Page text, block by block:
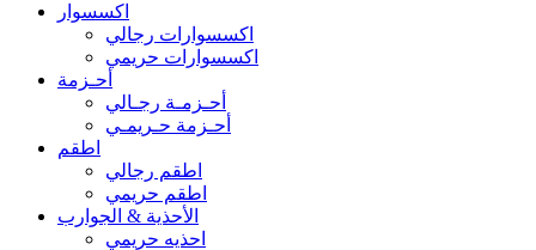
اكسسوار
اكسسوارات رجالي
اكسسوارات حريمي
أحـزمة
أحـزمـة رجـالي
أحـزمة حـريمـي
اطقم
اطقم رجالي
اطقم حريمي
الأحذية & الجوارب
احذيه حريمي